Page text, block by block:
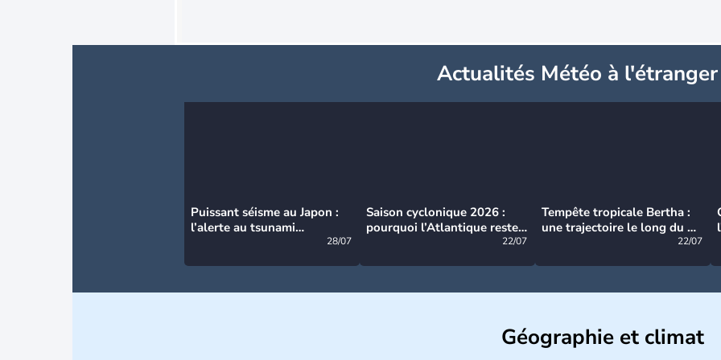
Actualités Météo à l'étranger
Puissant séisme au Japon :
l’alerte au tsunami
28/07
Saison cyclonique 2026 :
pourquoi l’Atlantique reste
22/07
Tempête tropicale Bertha :
une trajectoire le long du du
22/07
Géographie et climat